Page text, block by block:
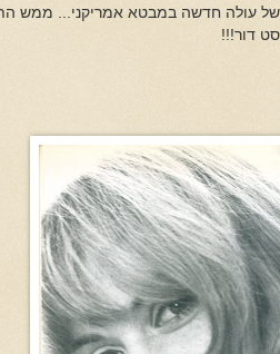
עולה חדשה במבטא אמריקני... ממש
דור!!!